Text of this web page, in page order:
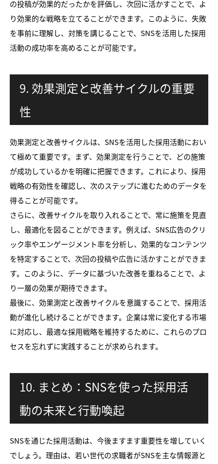
の投稿が効果的だったかを評価し、次回に活かすことで、よ
り効果的な戦略を立てることができます。このように、失敗
を事前に理解し、対策を講じることで、SNSを活用した採用
活動の成功率を高めることが可能です。
9. 効果測定と改善サイクルの重要
性
効果測定と改善サイクルは、SNSを活用した採用活動におい
て極めて重要です。まず、効果測定を行うことで、どの施策
が成功しているかを明確に把握できます。これにより、採用
戦略の有効性を確認し、次のステップに進むためのデータを
得ることが可能です。
さらに、改善サイクルを取り入れることで、常に施策を見直
し、最適化を図ることができます。例えば、SNS広告のクリ
ック率やエンゲージメント率を分析し、効果的なコンテンツ
を特定することで、次回の投稿や広告に活かすことができま
す。このように、データに基づいた改善を重ねることで、よ
り一層の効果が期待できます。
最後に、効果測定と改善サイクルを意識することで、採用活
動が進化し続けることができます。企業は常に変化する市場
に対応し、最適な採用戦略を維持するために、これらのプロ
セスを忘れずに実践することが求められます。
10. まとめ：SNSを使った採用活
動の未来と行動喚起
SNSを通じた採用活動は、今後ますます重要性を増していく
でしょう。理由は、若い世代の求職者がSNSを主な情報源と